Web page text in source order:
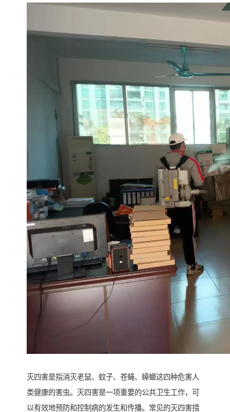
灭四害是指消灭老鼠、蚊子、苍蝇、蟑螂这四种危害人
类健康的害虫。灭四害是一项重要的公共卫生工作，可
以有效地预防和控制病的发生和传播。常见的灭四害措